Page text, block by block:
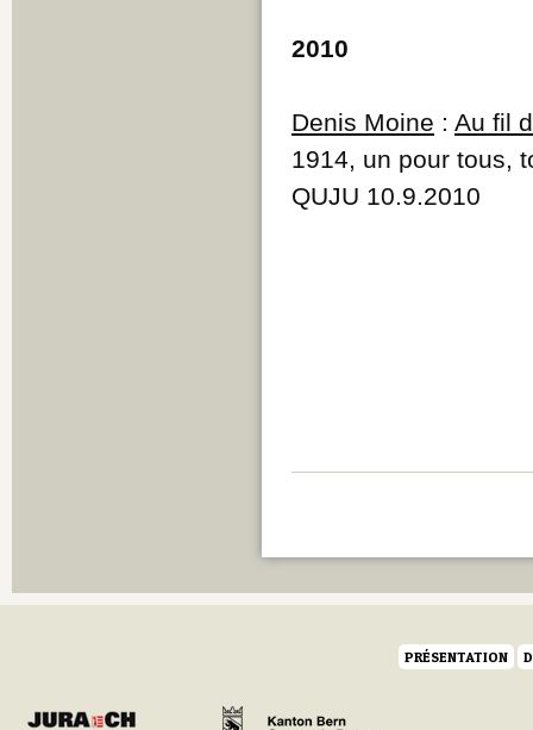
2010
Denis Moine : Au fil
1914, un pour tous,
QUJU 10.9.2010
PRÉSENTATION